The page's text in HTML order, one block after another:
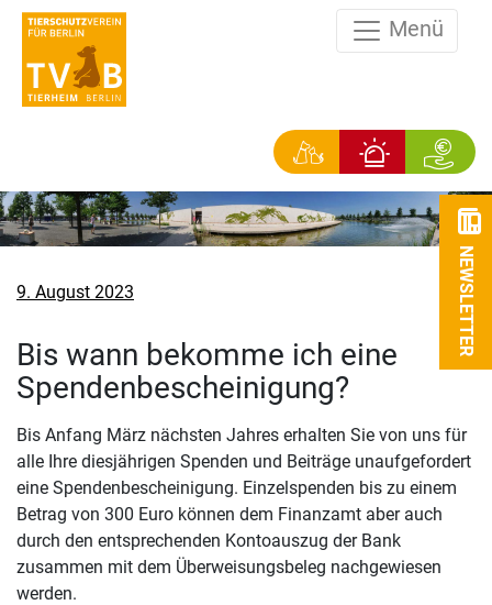
Menü
NEWSLETTER
Veröffentlicht
9. August 2023
Bis wann bekomme ich eine
Spendenbescheinigung?
Bis Anfang März nächsten Jahres erhalten Sie von uns für
alle Ihre diesjährigen Spenden und Beiträge unaufgefordert
eine Spendenbescheinigung. Einzelspenden bis zu einem
Betrag von 300 Euro können dem Finanzamt aber auch
durch den entsprechenden Kontoauszug der Bank
zusammen mit dem Überweisungsbeleg nachgewiesen
werden.